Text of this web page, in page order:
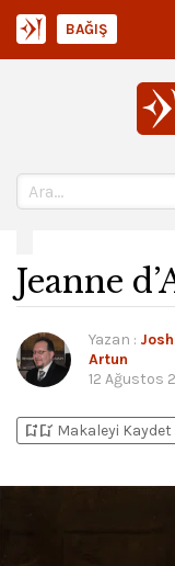
BAĞIŞ
Jeanne
Yazan :
Artun
12 Ağustos
bookmark_addbookmark_added Makaleyi Kaydet